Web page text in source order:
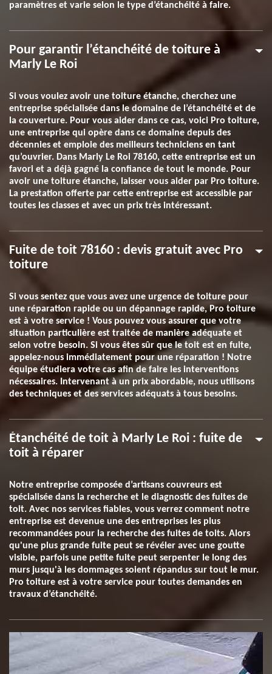
paramètres et varie selon le type d’étanchéité à faire.
Pour garantir l’étanchéité de toiture à
Marly Le Roi
Si vous voulez avoir une toiture étanche, cherchez une
entreprise spécialisée dans le domaine de l’étanchéité et de
la couverture. Pour vous aider dans ce cas, voici Pro toiture,
une entreprise qui opère dans ce domaine depuis des
décennies et emploie des meilleurs techniciens en tant
qu’ouvrier. Dans Marly Le Roi 78160, cette entreprise est un
favori et a déjà gagné la confiance de tout le monde. Pour
avoir une toiture étanche, laisser vous aider par Pro toiture.
La prestation offerte par cette entreprise est accessible par
toutes les classes et avec un prix très intéressant.
Fuite de toit 78160 : devis gratuit avec Pro
toiture
Si vous sentez que vous avez une urgence de toiture pour
une réparation rapide ou un dépannage rapide, Pro toiture
est à votre service ! Vous pouvez vous assurer que votre
situation particulière est traitée de manière adéquate et
selon votre besoin. Si vous êtes sûr que le toit est en fuite,
appelez-nous immédiatement pour une réparation ! Notre
équipe étudiera votre cas afin de faire les interventions
nécessaires. Intervenant à un prix abordable, nous utilisons
des techniques et des services adéquats à tous besoins.
Étanchéité de toit à Marly Le Roi : fuite de
toit à réparer
Notre entreprise composée d’artisans couvreurs est
spécialisée dans la recherche et le diagnostic des fuites de
toit. Avec nos services fiables, vous verrez comment notre
entreprise est devenue une des entreprises les plus
recommandées pour la recherche des fuites de toits. Alors
qu'une plus grande fuite peut se révéler avec une goutte
visible, parfois une petite fuite peut serpenter le long des
murs jusqu'à les dommages soient répandus sur tout le mur.
Pro toiture est à votre service pour toutes demandes en
travaux d’étanchéité.